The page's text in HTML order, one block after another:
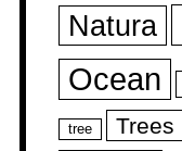
Natura
Ocean
tree Trees